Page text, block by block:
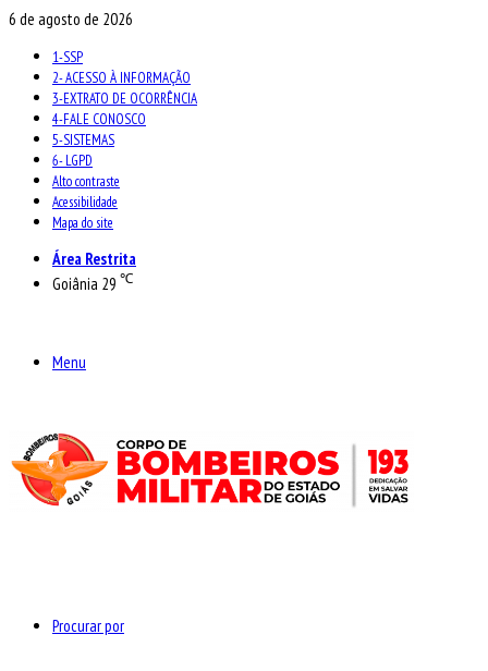
6 de agosto de 2026
1-SSP
2- ACESSO À INFORMAÇÃO
3-EXTRATO DE OCORRÊNCIA
4-FALE CONOSCO
5-SISTEMAS
6- LGPD
Alto contraste
Acessibilidade
Mapa do site
Área Restrita
Goiânia 29 ℃
Menu
Procurar por